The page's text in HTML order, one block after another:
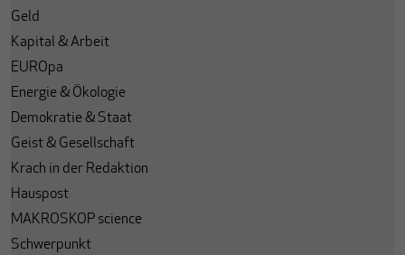
Geld
Kapital & Arbeit
EUROpa
Energie & Ökologie
Demokratie & Staat
Geist & Gesellschaft
Krach in der Redaktion
Hauspost
MAKROSKOP science
Schwerpunkt